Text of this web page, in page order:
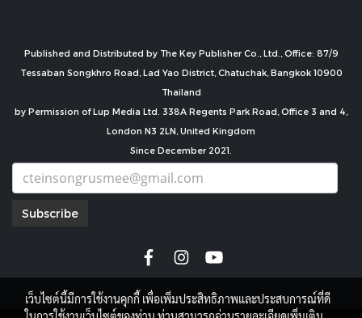
Published and Distributed by The Key Publisher Co., Ltd., Office: 87/9
Tessaban Songkhro Road, Lad Yao District, Chatuchak, Bangkok 10900
Thailand
by Permission of Lup Media Ltd. 338A Regents Park Road, Office 3 and 4,
London N3 2LN, United Kingdom
Since December 2021.
Subscribe
เว็บไซต์นี้มีการใช้งานคุกกี้ เพื่อเพิ่มประสิทธิภาพและประสบการณ์ที่ดี